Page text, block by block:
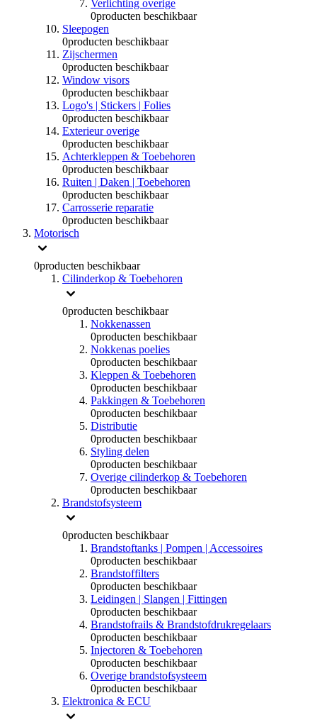
Verlichting overige
0producten beschikbaar
Sleepogen
0producten beschikbaar
Zijschermen
0producten beschikbaar
Window visors
0producten beschikbaar
Logo's | Stickers | Folies
0producten beschikbaar
Exterieur overige
0producten beschikbaar
Achterkleppen & Toebehoren
0producten beschikbaar
Ruiten | Daken | Toebehoren
0producten beschikbaar
Carrosserie reparatie
0producten beschikbaar
Motorisch
0producten beschikbaar
Cilinderkop & Toebehoren
0producten beschikbaar
Nokkenassen
0producten beschikbaar
Nokkenas poelies
0producten beschikbaar
Kleppen & Toebehoren
0producten beschikbaar
Pakkingen & Toebehoren
0producten beschikbaar
Distributie
0producten beschikbaar
Styling delen
0producten beschikbaar
Overige cilinderkop & Toebehoren
0producten beschikbaar
Brandstofsysteem
0producten beschikbaar
Brandstoftanks | Pompen | Accessoires
0producten beschikbaar
Brandstoffilters
0producten beschikbaar
Leidingen | Slangen | Fittingen
0producten beschikbaar
Brandstofrails & Brandstofdrukregelaars
0producten beschikbaar
Injectoren & Toebehoren
0producten beschikbaar
Overige brandstofsysteem
0producten beschikbaar
Elektronica & ECU